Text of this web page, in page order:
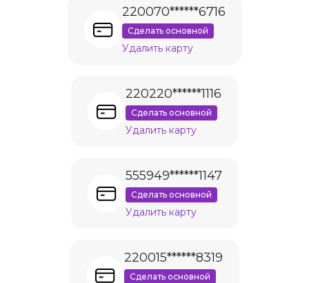
220070******6716
Сделать основной
Удалить карту
220220******1116
Сделать основной
Удалить карту
555949******1147
Сделать основной
Удалить карту
220015******8319
Сделать основной